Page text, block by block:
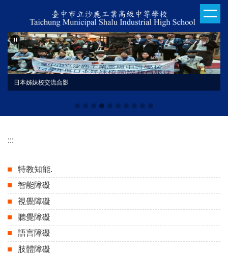
主
要
內
容
日本姊妹校交流合影
113學年度技藝競賽
:::
特教知能.
智能障礙
視覺障礙
聽覺障礙
語言障礙
肢體障礙